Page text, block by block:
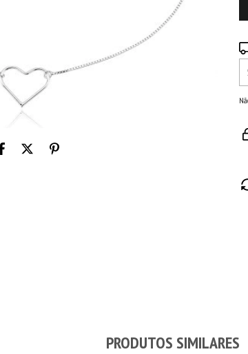
PRODUTOS SIMILARES